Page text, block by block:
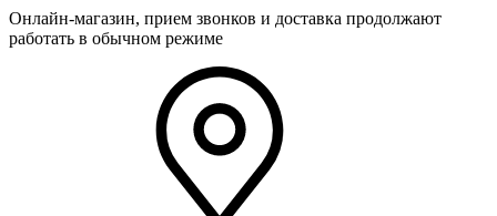
Онлайн-магазин, прием звонков и доставка продолжают
работать в обычном режиме